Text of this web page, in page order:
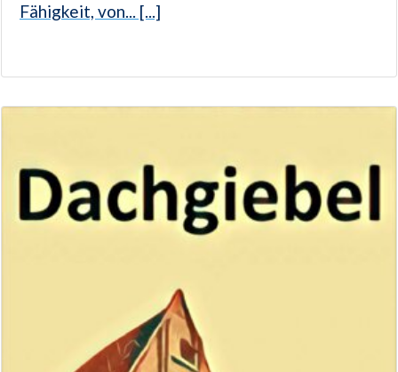
Fähigkeit, von... [...]